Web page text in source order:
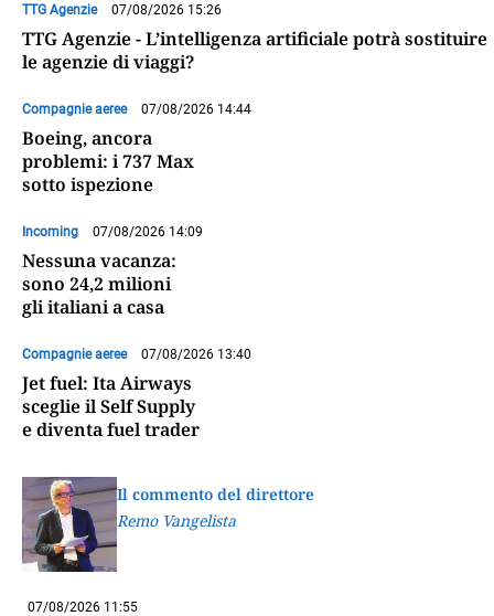
TTG Agenzie 07/08/2026 15:26
TTG Agenzie - L’intelligenza artificiale potrà sostituire
le agenzie di viaggi?
Compagnie aeree 07/08/2026 14:44
Boeing, ancora
problemi: i 737 Max
sotto ispezione
Incoming 07/08/2026 14:09
Nessuna vacanza:
sono 24,2 milioni
gli italiani a casa
Compagnie aeree 07/08/2026 13:40
Jet fuel: Ita Airways
sceglie il Self Supply
e diventa fuel trader
Il commento del direttore
Remo Vangelista
07/08/2026 11:55